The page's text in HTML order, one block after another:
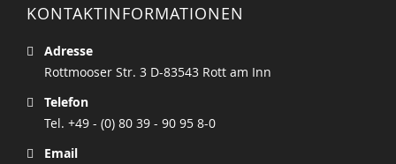
KONTAKTINFORMATIONEN
Adresse
Rottmooser Str. 3 D-83543 Rott am Inn
Telefon
Tel. +49 - (0) 80 39 - 90 95 8-0
Email